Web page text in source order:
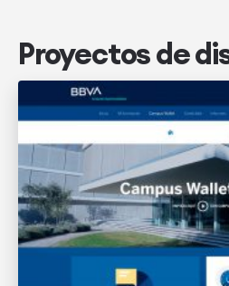
Proyectos de